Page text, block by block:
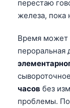
перестаю
железа,
Время может
пероральная
часов без
проблемы.